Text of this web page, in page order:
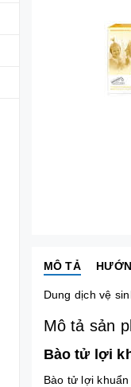
MÔ TẢ
Dung dịch vệ
Mô tả sản
Bào tử lợi
Bào tử lợi